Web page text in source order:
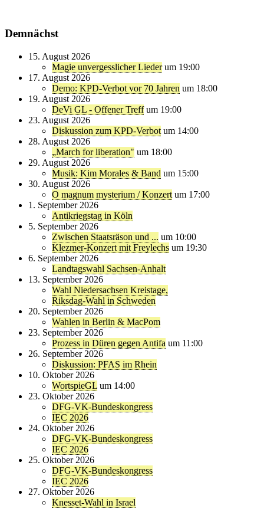
Demnächst
15. August 2026
Magie unvergesslicher Lieder um 19:00
17. August 2026
Demo: KPD-Verbot vor 70 Jahren um 18:00
19. August 2026
DeVi GL - Offener Treff um 19:00
23. August 2026
Diskussion zum KPD-Verbot um 14:00
28. August 2026
„March for liberation" um 18:00
29. August 2026
Musik: Kim Morales & Band um 15:00
30. August 2026
O magnum mysterium / Konzert um 17:00
1. September 2026
Antikriegstag in Köln
5. September 2026
Zwischen Staatsräson und ... um 10:00
Klezmer-Konzert mit Freylechs um 19:30
6. September 2026
Landtagswahl Sachsen-Anhalt
13. September 2026
Wahl Niedersachsen Kreistage,
Riksdag-Wahl in Schweden
20. September 2026
Wahlen in Berlin & MacPom
23. September 2026
Prozess in Düren gegen Antifa um 11:00
26. September 2026
Diskussion: PFAS im Rhein
10. Oktober 2026
WortspieGL um 14:00
23. Oktober 2026
DFG-VK-Bundeskongress
IEC 2026
24. Oktober 2026
DFG-VK-Bundeskongress
IEC 2026
25. Oktober 2026
DFG-VK-Bundeskongress
IEC 2026
27. Oktober 2026
Knesset-Wahl in Israel